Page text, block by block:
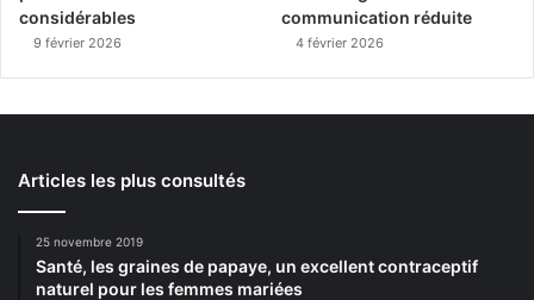
considérables
9 février 2026
communication réduite
4 février 2026
Articles les plus consultés
25 novembre 2019
Santé, les graines de papaye, un excellent contraceptif
naturel pour les femmes mariées